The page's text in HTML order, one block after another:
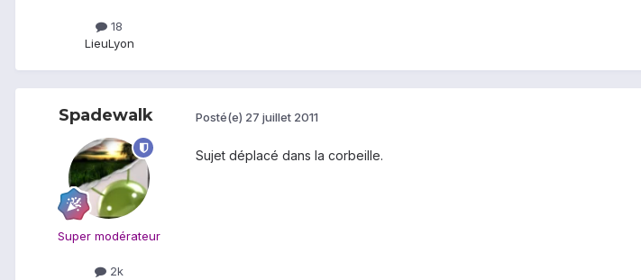
18
LieuLyon
Spadewalk
Super modérateur
2k
Posté(e) 27 juillet 2011
Sujet déplacé dans la corbeille.